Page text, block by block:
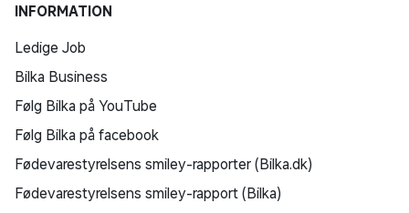
INFORMATION
Ledige Job
Bilka Business
Følg Bilka på YouTube
Følg Bilka på facebook
Fødevarestyrelsens smiley-rapporter (Bilka.dk)
Fødevarestyrelsens smiley-rapport (Bilka)